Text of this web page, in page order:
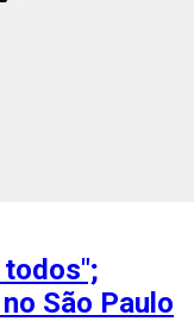
todos";
São Paulo